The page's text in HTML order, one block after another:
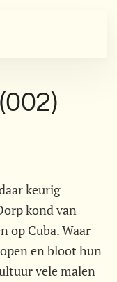
keurig
kond van
op Cuba. Waar
en bloot hun
vele malen